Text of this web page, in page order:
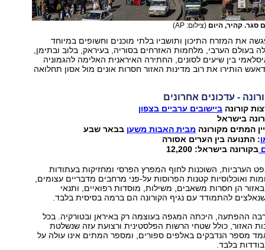
סגר. קהיר, היום (צילום: AP)
את המזרח התיכון ותושביו בלתי מוכנים וחשופים במיוחד
בעולם הערבי, מלחמות האזרחים בסוריה, בעיראק, בלוב ובתימן,
בין שיעים לסונים, החתירה האיראנית האלימה להגמוניה
הותירו את רוב מדינות האזור חסרות אונים מול אסון תחלואה
- עדכונים אחרונים
קורונה ביישובים ערביים בצפון
בישראל
מבית האבות משען בבאר שבע
: התנועה בין הערים אסורה
בקורונה בישראל: 12,200
הערביות, השוכנות לחוף המפרץ הפרסי ומחזיקות בעתודות
ואוכלוסיות קטנות הפרוסות על-פני מרחבים מדבריים עצומים,
הן חסרות משאבים, משילות, מוסדות רפואיים, ותנאי
להתמודד עם נגיף הקורונה הם ברמה בסיסית בלבד.
ההפתעה, היכתה המגפה בעוצמה רק באיראן ובטורקיה. בכל
האזור, כולל שטחי הרשות הפלסטינית ורצועת עזה שנשלטת
מספר הנדבקים באלפים ספורים, ומספר המתים אינו עולה על
בלבד.